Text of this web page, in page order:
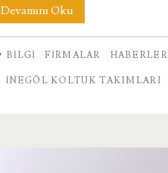
Devamını Okuİnegöl
Mobilya
Koltuk
Takımları
BILGI FIRMALAR HABERLER
INEGÖL KOLTUK TAKIMLARI